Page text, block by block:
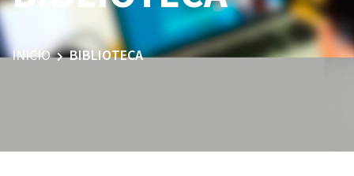
INICIO BIBLIOTECA